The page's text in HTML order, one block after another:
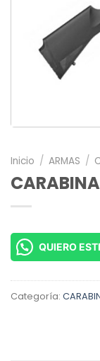
Inicio / ARMAS /
QUIERO
Categoría: